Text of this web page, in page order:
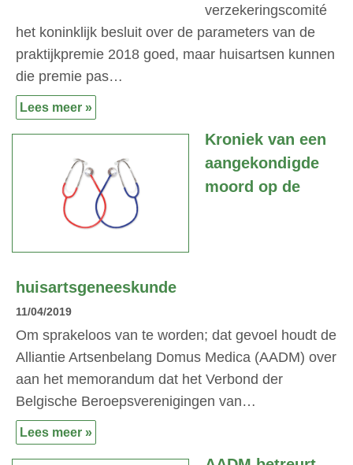
verzekeringscomité
het koninklijk besluit over de parameters van de
praktijkpremie 2018 goed, maar huisartsen kunnen
die premie pas…
Lees meer »
Kroniek van een
aangekondigde
moord op de
huisartsgeneeskunde
11/04/2019
Om sprakeloos van te worden; dat gevoel houdt de
Alliantie Artsenbelang Domus Medica (AADM) over
aan het memorandum dat het Verbond der
Belgische Beroepsverenigingen van…
Lees meer »